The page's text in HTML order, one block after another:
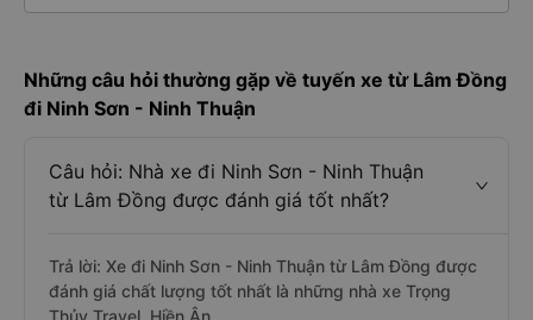
Những câu hỏi thường gặp về tuyến xe từ Lâm Đồng
đi Ninh Sơn - Ninh Thuận
Câu hỏi: Nhà xe đi Ninh Sơn - Ninh Thuận
từ Lâm Đồng được đánh giá tốt nhất?
Trả lời: Xe đi Ninh Sơn - Ninh Thuận từ Lâm Đồng được
đánh giá chất lượng tốt nhất là những nhà xe Trọng
Thủy Travel, Hiền Ân.